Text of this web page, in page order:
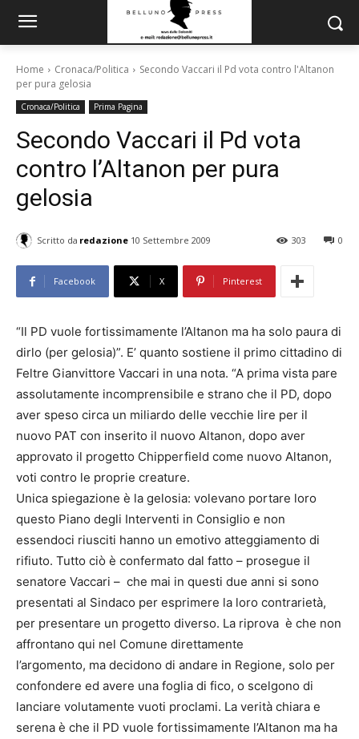
Home Cronaca/Politica
Secondo Vaccari il Pd vota contro l'Altanon
per pura gelosia
Cronaca/Politica Prima Pagina
Secondo Vaccari il Pd vota
contro l’Altanon per pura
gelosia
Scritto da redazione 10 Settembre 2009 0
303
Facebook X Pinterest
“Il PD vuole fortissimamente l’Altanon ma ha solo paura di
dirlo (per gelosia)”. E’ quanto sostiene il primo cittadino di
Feltre Gianvittore Vaccari in una nota. “A prima vista pare
assolutamente incomprensibile e strano che il PD, dopo
aver speso circa un miliardo delle vecchie lire per il
nuovo PAT con inserito il nuovo Altanon, dopo aver
approvato il progetto Chipperfield come nuovo Altanon,
voti contro le proprie creature.
Unica spiegazione è la gelosia: volevano portare loro
questo Piano degli Interventi in Consiglio e non
essendoci riusciti hanno un emotivo atteggiamento di
rifiuto. Tutto ciò è confermato dal fatto – prosegue il
senatore Vaccari – che mai in questi due anni si sono
presentati al Sindaco per esprimere la loro contrarietà,
per presentare un progetto diverso. La riprova è che non
affrontano qui nel Comune direttamente
l’argomento, ma decidono di andare in Regione, solo per
confondere ed avere una foglia di fico, o scelgono di
lanciare volutamente vuoti proclami. La verità chiara e
serena è che il PD vuole fortissimamente l’Altanon ma ha